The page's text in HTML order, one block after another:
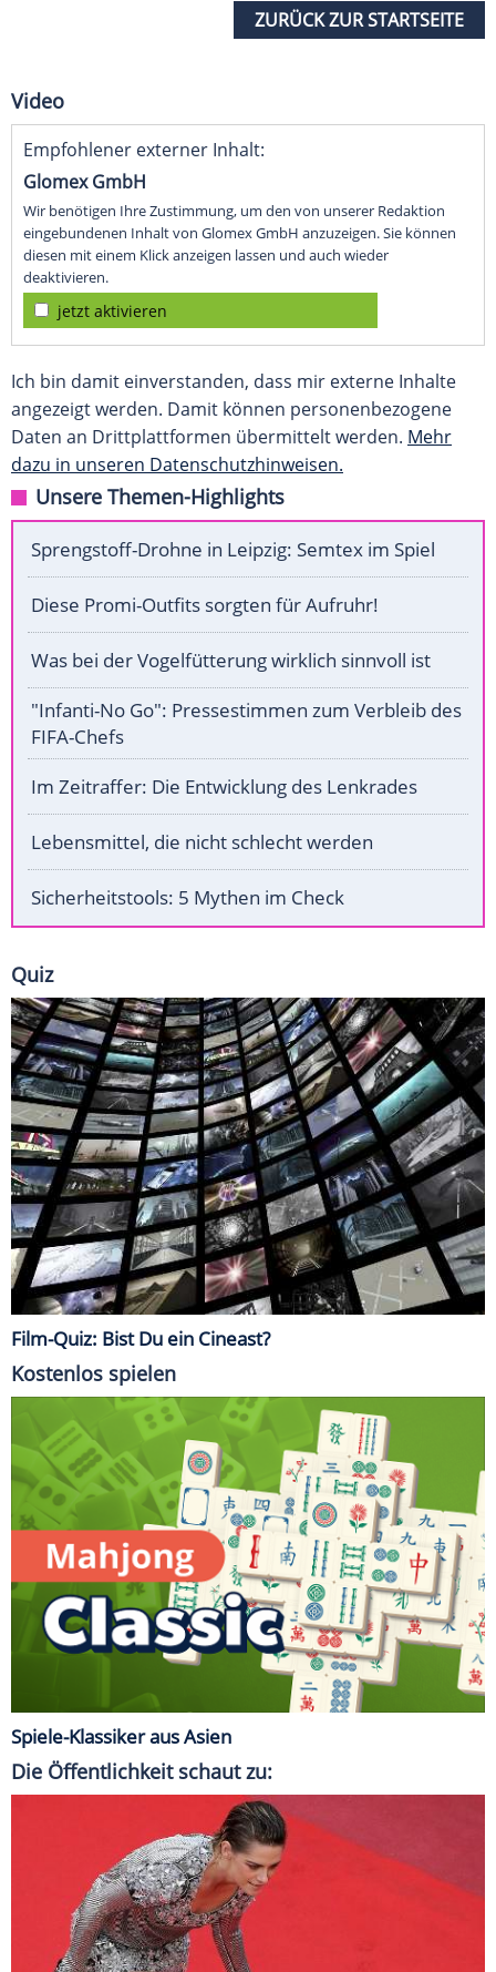
ZURÜCK ZUR STARTSEITE
Video
Empfohlener externer Inhalt:
Glomex GmbH
Wir benötigen Ihre Zustimmung, um den von unserer Redaktion
eingebundenen Inhalt von Glomex GmbH anzuzeigen. Sie können
diesen mit einem Klick anzeigen lassen und auch wieder
deaktivieren.
jetzt aktivieren
Ich bin damit einverstanden, dass mir externe Inhalte
angezeigt werden. Damit können personenbezogene
Daten an Drittplattformen übermittelt werden. Mehr
dazu in unseren Datenschutzhinweisen.
Unsere Themen-Highlights
Sprengstoff-Drohne in Leipzig: Semtex im Spiel
Diese Promi-Outfits sorgten für Aufruhr!
Was bei der Vogelfütterung wirklich sinnvoll ist
"Infanti-No Go": Pressestimmen zum Verbleib des
FIFA-Chefs
Im Zeitraffer: Die Entwicklung des Lenkrades
Lebensmittel, die nicht schlecht werden
Sicherheitstools: 5 Mythen im Check
Quiz
Film-Quiz: Bist Du ein Cineast?
Kostenlos spielen
Spiele-Klassiker aus Asien
Die Öffentlichkeit schaut zu: